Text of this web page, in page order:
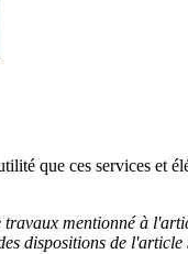
que ces services et
travaux mentionné à
dispositions de l'article